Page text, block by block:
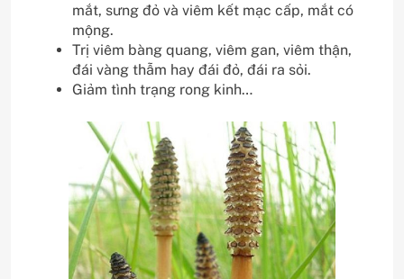
mắt, sưng đỏ và viêm kết mạc cấp, mắt có
mộng.
Trị viêm bàng quang, viêm gan, viêm thận,
đái vàng thẫm hay đái đỏ, đái ra sỏi.
Giảm tình trạng rong kinh…